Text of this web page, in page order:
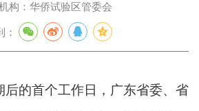
构： 华侨试验区管委会
：
的首个工作日，广东省委、省